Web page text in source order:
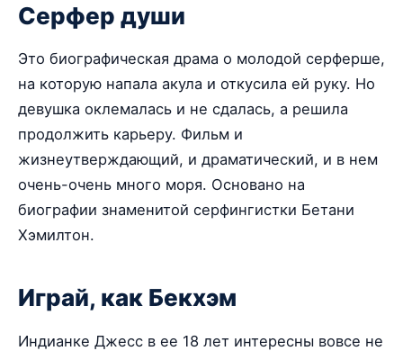
Серфер души
Это биографическая драма о молодой серферше,
на которую напала акула и откусила ей руку. Но
девушка оклемалась и не сдалась, а решила
продолжить карьеру. Фильм и
жизнеутверждающий, и драматический, и в нем
очень-очень много моря. Основано на
биографии знаменитой серфингистки Бетани
Хэмилтон.
Играй, как Бекхэм
Индианке Джесс в ее 18 лет интересны вовсе не